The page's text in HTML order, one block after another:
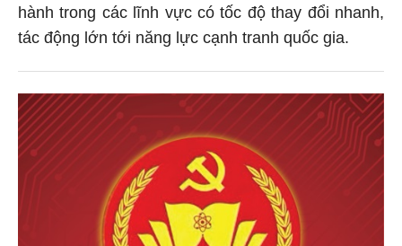
hành trong các lĩnh vực có tốc độ thay đổi nhanh,
tác động lớn tới năng lực cạnh tranh quốc gia.